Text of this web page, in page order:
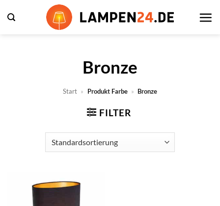
Inhalt
Bronze
Start » Produkt Farbe » Bronze
FILTER